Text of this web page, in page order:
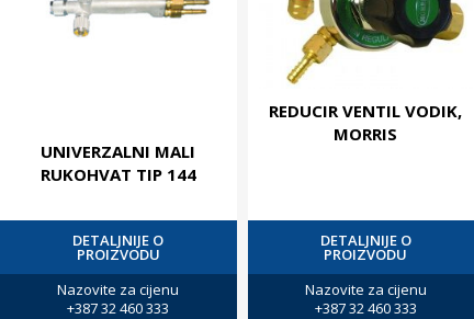
UNIVERZALNI MALI
RUKOHVAT TIP 144
DETALJNIJE O
PROIZVODU
Nazovite za cijenu
+387 32 460 333
REDUCIR VENTIL VODIK,
MORRIS
DETALJNIJE O
PROIZVODU
Nazovite za cijenu
+387 32 460 333